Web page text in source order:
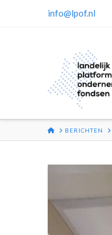
info@lpof.nl
HOMEBERICHTEN